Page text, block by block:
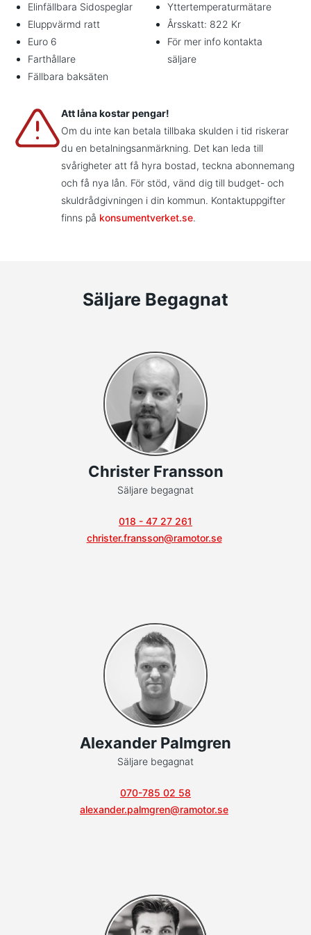
Elinfällbara Sidospeglar
Eluppvärmd ratt
Euro 6
Farthållare
Fällbara baksäten
Yttertemperaturmätare
Årsskatt: 822 Kr
För mer info kontakta
säljare
Att låna kostar pengar!
Om du inte kan betala tillbaka skulden i tid riskerar
du en betalningsanmärkning. Det kan leda till
svårigheter att få hyra bostad, teckna abonnemang
och få nya lån. För stöd, vänd dig till budget- och
skuldrådgivningen i din kommun. Kontaktuppgifter
finns på konsumentverket.se.
Säljare Begagnat
Christer Fransson
Säljare begagnat
018 - 47 27 261
christer.fransson@ramotor.se
Alexander Palmgren
Säljare begagnat
070-785 02 58
alexander.palmgren@ramotor.se